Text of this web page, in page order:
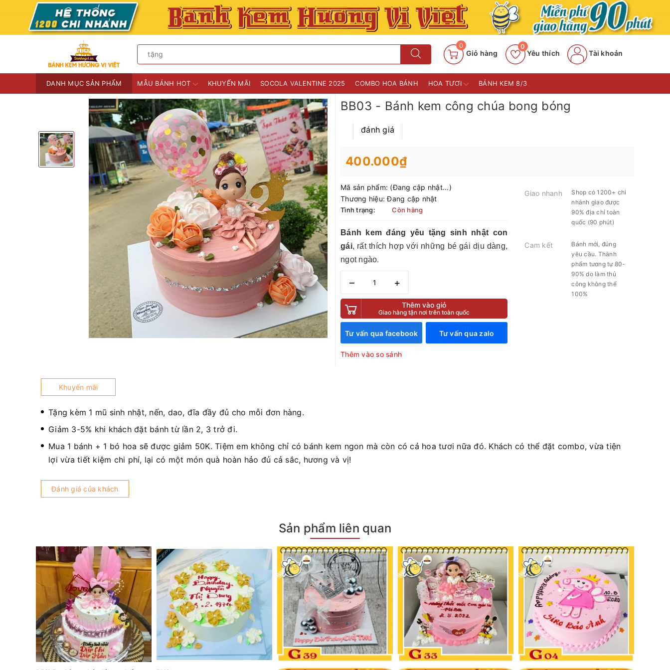
0
Giỏ hàng Yêu thích
0
Tài khoản
DANH MỤC SẢN PHẨM MẪU BÁNH HOT KHUYẾN MÃI SOCOLA VALENTINE 2025 COMBO HOA BÁNH HOA TƯƠI BÁNH KEM 8/3
BB03 - Bánh kem công chúa bong bóng
đánh giá
400.000₫
Mã sản phẩm: (Đang cập nhật...)
Thương hiệu: Đang cập nhật
Tình trạng: Còn hàng
Bánh kem đáng yêu tặng sinh nhật con
gái, rất thích hợp với những bé gái dịu dàng,
ngọt ngào.
– +
Thêm vào giỏ
Giao hàng tận nơi trên toàn quốc
Tư vấn qua facebook Tư vấn qua zalo
Thêm vào so sánh
Giao nhanh
Shop có 1200+ chi
nhánh giao được
90% địa chỉ toàn
quốc (90 phút)
Cam kết
Bánh mới, đúng
yêu cầu. Thành
phẩm tương tự 80-
90% do làm thủ
công không thể
100%
Khuyến mãi
Tặng kèm 1 mũ sinh nhật, nến, dao, đĩa đầy đủ cho mỗi đơn hàng.
Giảm 3-5% khi khách đặt bánh từ lần 2, 3 trở đi.
Mua 1 bánh + 1 bó hoa sẽ được giảm 50K. Tiệm em không chỉ có bánh kem ngon mà còn có cả hoa tươi nữa đó. Khách có thể đặt combo, vừa tiện
lợi vừa tiết kiệm chi phí, lại có một món quà hoàn hảo đủ cả sắc, hương và vị!
Đánh giá của khách
Sản phẩm liên quan